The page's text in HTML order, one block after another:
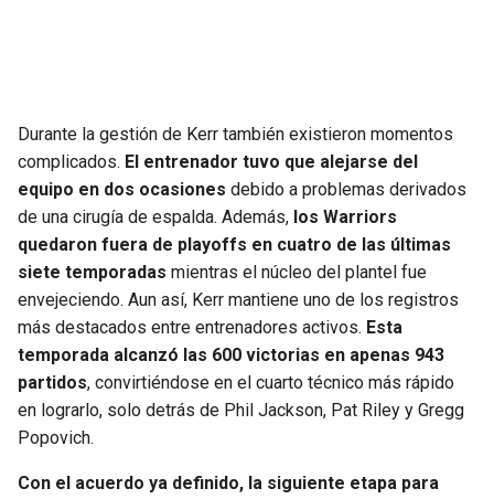
Durante la gestión de Kerr también existieron momentos
complicados. El entrenador tuvo que alejarse del
equipo en dos ocasiones debido a problemas derivados
de una cirugía de espalda. Además, los Warriors
quedaron fuera de playoffs en cuatro de las últimas
siete temporadas mientras el núcleo del plantel fue
envejeciendo. Aun así, Kerr mantiene uno de los registros
más destacados entre entrenadores activos. Esta
temporada alcanzó las 600 victorias en apenas 943
partidos, convirtiéndose en el cuarto técnico más rápido
en lograrlo, solo detrás de Phil Jackson, Pat Riley y Gregg
Popovich.
Con el acuerdo ya definido, la siguiente etapa para